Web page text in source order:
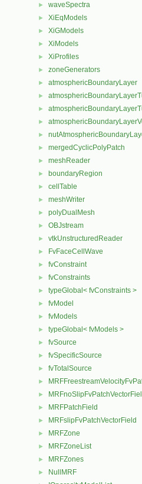
► waveSpectra
► XiEqModels
► XiGModels
► XiModels
► XiProfiles
► zoneGenerators
► atmosphericBoundaryLayer
►
►
►
►
► mergedCyclicPolyPatch
► meshReader
► boundaryRegion
► cellTable
► meshWriter
► polyDualMesh
► OBJstream
► vtkUnstructuredReader
► FvFaceCellWave
► fvConstraint
► fvConstraints
► typeGlobal< fvConstraints >
► fvModel
► fvModels
► typeGlobal< fvModels >
► fvSource
► fvSpecificSource
► fvTotalSource
►
►
► MRFPatchField
► MRFslipFvPatchVectorField
► MRFZone
► MRFZoneList
► MRFZones
► NullMRF